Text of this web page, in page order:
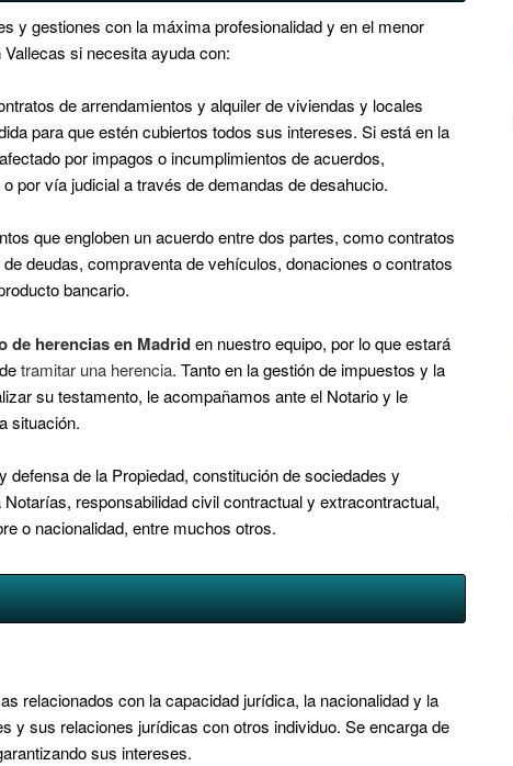
y gestiones con la máxima profesionalidad y en el menor
si necesita ayuda con:
de arrendamientos y alquiler de viviendas y locales
para que estén cubiertos todos sus intereses. Si está en la
por impagos o incumplimientos de acuerdos,
por vía judicial a través de demandas de desahucio.
que engloben un acuerdo entre dos partes, como contratos
deudas, compraventa de vehículos, donaciones o contratos
bancario.
de herencias en Madriden nuestro equipo, por lo que estará
tramitar una herencia. Tanto en la gestión de impuestos y la
su testamento, le acompañamos ante el Notario y le
situación.
de la Propiedad, constitución de sociedades y
responsabilidad civil contractual y extracontractual,
o nacionalidad, entre muchos otros.
relacionados con la capacidad jurídica, la nacionalidad y la
y sus relaciones jurídicas con otros individuo. Se encarga de
sus intereses.